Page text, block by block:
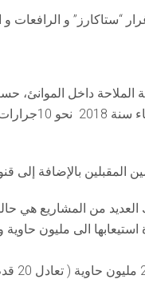
و الرافعات و
الملاحة داخل
العديد من المشاريع هي
الى مليون